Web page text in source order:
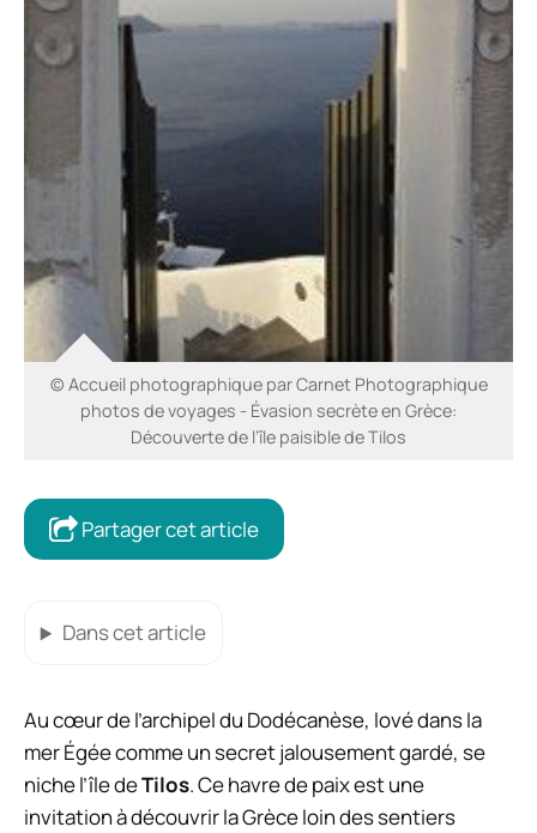
© Accueil photographique par Carnet Photographique
photos de voyages - Évasion secrète en Grèce:
Découverte de l’île paisible de Tilos
Partager cet article
Dans cet article
Au cœur de l’archipel du Dodécanèse, lové dans la
mer Égée comme un secret jalousement gardé, se
niche l’île deTilos. Ce havre de paix est une
invitation à découvrir la Grèce loin des sentiers